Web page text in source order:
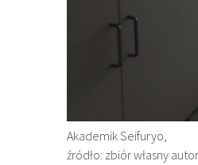
Akademik Seifuryo,
źródło: zbiór własny